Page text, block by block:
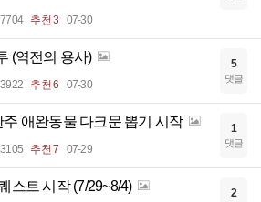
추천 3 07-30
(역전의 용사)
추천 6 07-30
5
댓글
애완동물 다크문 뽑기 시작
추천 7 07-29
1
댓글
스트 시작 (7/29~8/4) 2